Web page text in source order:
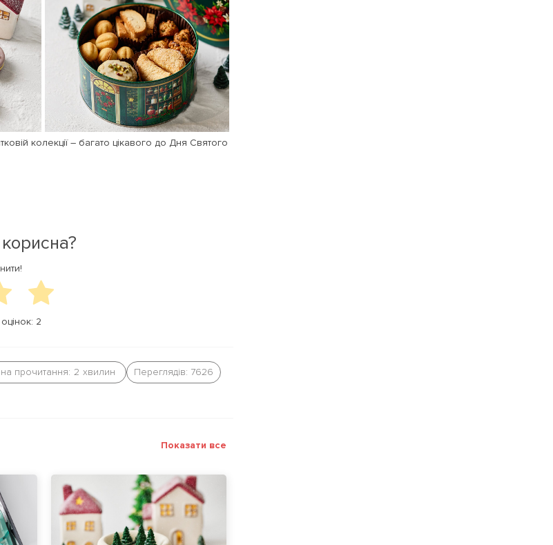
колекції – багато цікавого до Дня Святого
2
прочитання: 2 хвилин Переглядів: 7626
Показати все